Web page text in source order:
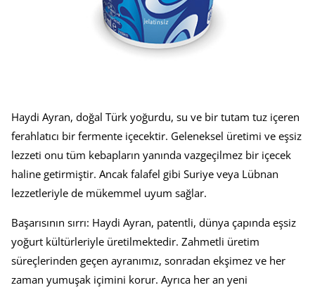
Haydi Ayran, doğal Türk yoğurdu, su ve bir tutam tuz içeren
ferahlatıcı bir fermente içecektir. Geleneksel üretimi ve eşsiz
lezzeti onu tüm kebapların yanında vazgeçilmez bir içecek
haline getirmiştir. Ancak falafel gibi Suriye veya Lübnan
lezzetleriyle de mükemmel uyum sağlar.
Başarısının sırrı: Haydi Ayran, patentli, dünya çapında eşsiz
yoğurt kültürleriyle üretilmektedir. Zahmetli üretim
süreçlerinden geçen ayranımız, sonradan ekşimez ve her
zaman yumuşak içimini korur. Ayrıca her an yeni